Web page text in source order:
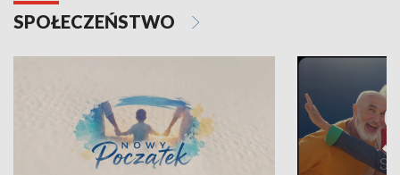
SPOŁECZEŃSTWO